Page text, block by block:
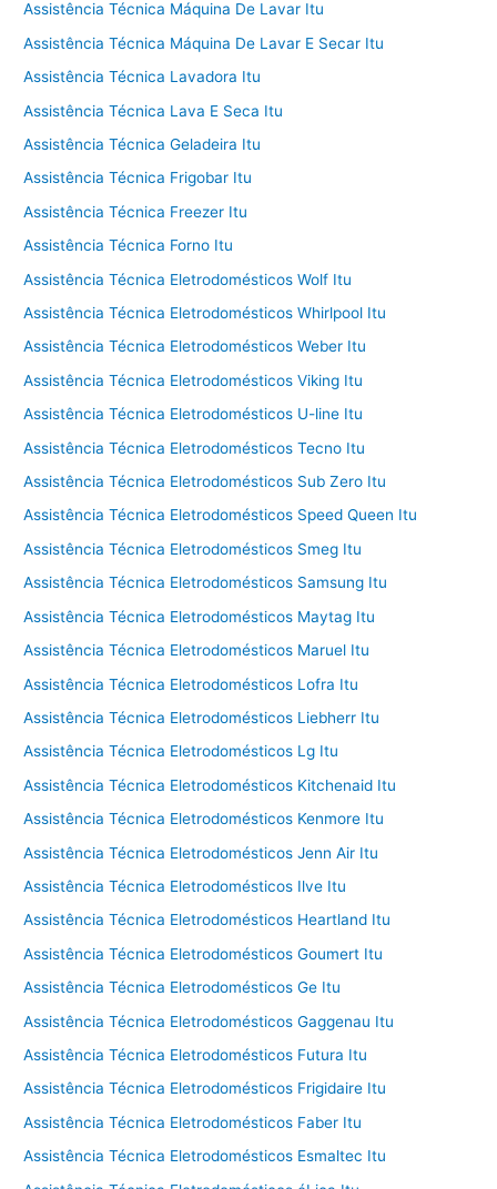
Assistência Técnica Máquina De Lavar Itu
Assistência Técnica Máquina De Lavar E Secar Itu
Assistência Técnica Lavadora Itu
Assistência Técnica Lava E Seca Itu
Assistência Técnica Geladeira Itu
Assistência Técnica Frigobar Itu
Assistência Técnica Freezer Itu
Assistência Técnica Forno Itu
Assistência Técnica Eletrodomésticos Wolf Itu
Assistência Técnica Eletrodomésticos Whirlpool Itu
Assistência Técnica Eletrodomésticos Weber Itu
Assistência Técnica Eletrodomésticos Viking Itu
Assistência Técnica Eletrodomésticos U-line Itu
Assistência Técnica Eletrodomésticos Tecno Itu
Assistência Técnica Eletrodomésticos Sub Zero Itu
Assistência Técnica Eletrodomésticos Speed Queen Itu
Assistência Técnica Eletrodomésticos Smeg Itu
Assistência Técnica Eletrodomésticos Samsung Itu
Assistência Técnica Eletrodomésticos Maytag Itu
Assistência Técnica Eletrodomésticos Maruel Itu
Assistência Técnica Eletrodomésticos Lofra Itu
Assistência Técnica Eletrodomésticos Liebherr Itu
Assistência Técnica Eletrodomésticos Lg Itu
Assistência Técnica Eletrodomésticos Kitchenaid Itu
Assistência Técnica Eletrodomésticos Kenmore Itu
Assistência Técnica Eletrodomésticos Jenn Air Itu
Assistência Técnica Eletrodomésticos Ilve Itu
Assistência Técnica Eletrodomésticos Heartland Itu
Assistência Técnica Eletrodomésticos Goumert Itu
Assistência Técnica Eletrodomésticos Ge Itu
Assistência Técnica Eletrodomésticos Gaggenau Itu
Assistência Técnica Eletrodomésticos Futura Itu
Assistência Técnica Eletrodomésticos Frigidaire Itu
Assistência Técnica Eletrodomésticos Faber Itu
Assistência Técnica Eletrodomésticos Esmaltec Itu